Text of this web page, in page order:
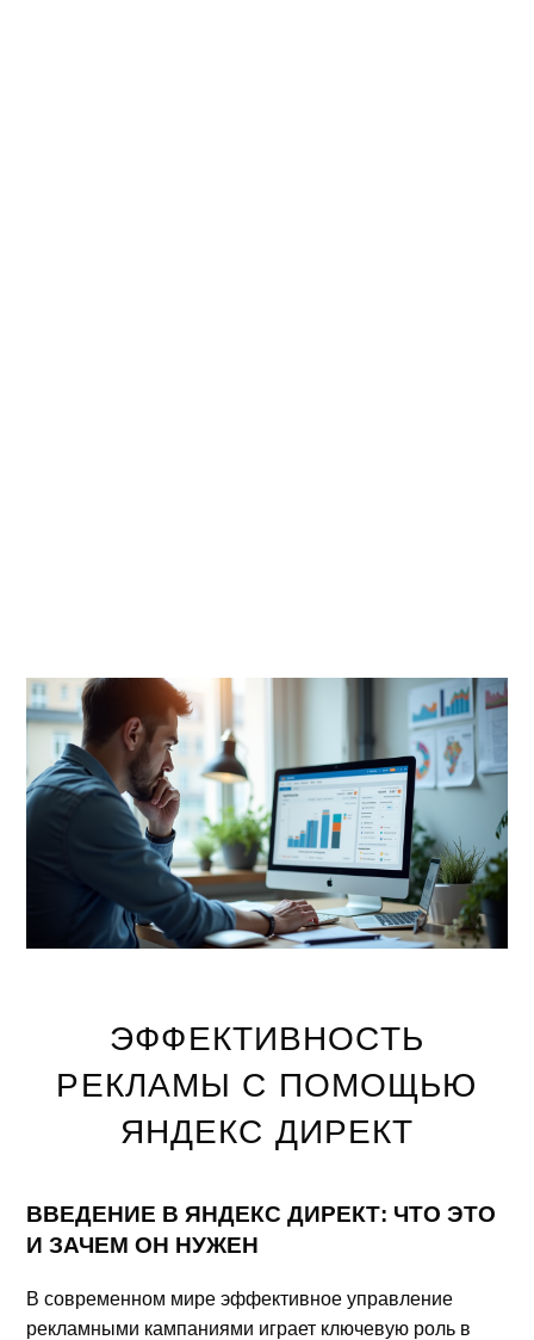
ЭФФЕКТИВНОСТЬ
РЕКЛАМЫ С ПОМОЩЬЮ
ЯНДЕКС ДИРЕКТ
ВВЕДЕНИЕ В ЯНДЕКС ДИРЕКТ: ЧТО ЭТО
И ЗАЧЕМ ОН НУЖЕН
В современном мире эффективное управление
рекламными кампаниями играет ключевую роль в